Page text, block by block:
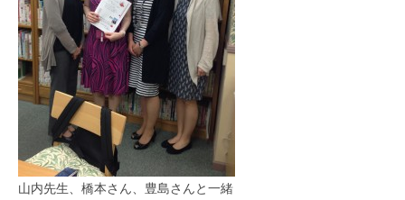
山内先生、橋本さん、豊島さんと一緒